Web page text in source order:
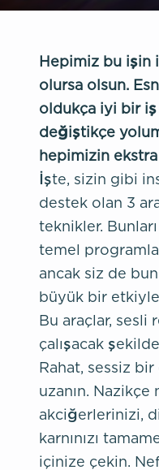
Hepimiz bu işin
olursa olsun.
oldukça iyi bir iş
değiştikçe
hepimizin ekstra
İşte, sizin gibi
destek olan 3
teknikler.
temel
ancak siz de
büyük bir
Bu araçlar, sesli
çalışacak
Rahat, sessiz
uzanın. Nazikçe
akciğerlerinizi,
karnınızı
içinize çekin.